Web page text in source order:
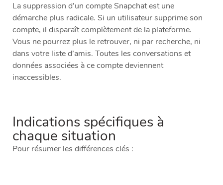
La suppression d’un compte Snapchat est une
démarche plus radicale. Si un utilisateur supprime son
compte, il disparaît complètement de la plateforme.
Vous ne pourrez plus le retrouver, ni par recherche, ni
dans votre liste d’amis. Toutes les conversations et
données associées à ce compte deviennent
inaccessibles.
Indications spécifiques à
chaque situation
Pour résumer les différences clés :